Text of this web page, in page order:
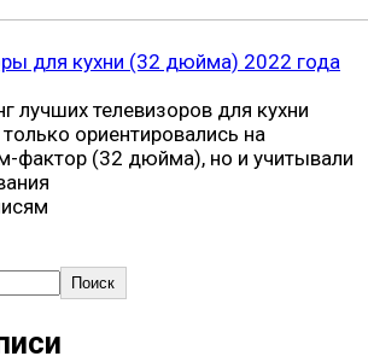
для кухни (32 дюйма) 2022 года
лучших телевизоров для кухни
ориентировались на
фактор (32 дюйма), но и учитывали
Поиск